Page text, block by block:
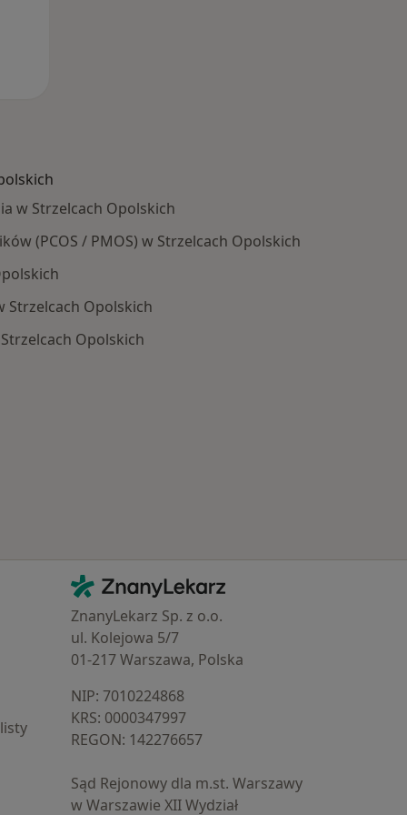
w Strzelcach Opolskich
(PCOS / PMOS) w Strzelcach Opolskich
Strzelcach Opolskich
Opolskich
Kontakt
ZnanyLekarz - Strona główna
ZnanyLekarz Sp. z o.o.
ul. Kolejowa 5/7
01-217 Warszawa, Polska
NIP: ⁠7010224868
KRS: ⁠0000347997
REGON: ⁠142276657
Sąd Rejonowy dla m.st. Warszawy
w Warszawie XII Wydział